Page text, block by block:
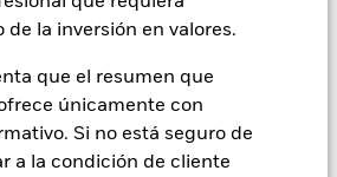
de la inversión en valores.
que el resumen que
únicamente con
Si no está seguro de
a la condición de cliente
un fondo sin dicho filtro.
con cobertura de divisas de este
una clase de acciones podría conllevar
(también denominado «spill-
acciones del fondo. La sociedad
de que se dispone de los